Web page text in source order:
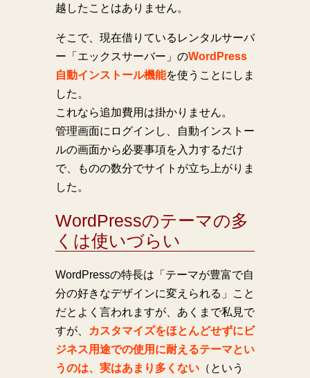
越したことはありません。
そこで、現在借りているレンタルサーバ
ー「エックスサーバー」のWordPress
自動インストール機能を使うことにしま
した。
これなら追加費用は掛かりません。
管理画面にログインし、自動インストー
ルの画面から必要事項を入力するだけ
で、ものの数分でサイトが立ち上がりま
した。
WordPressのテーマの多
くは使いづらい
WordPressの特長は「テーマが豊富で自
分の好きなデザインに変えられる」こと
だとよく言われますが、あくまで私見で
すが、
カスタマイズをほとんどせずにビ
ジネス用途での使用に耐えるテーマとい
うのは、実はあまり多くない（という